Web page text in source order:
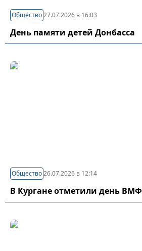
Общество27.07.2026 в 16:03
День памяти детей Донбасса
Общество26.07.2026 в 12:14
В Кургане отметили день ВМФ